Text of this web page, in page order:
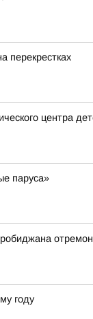
перекрестках
центра
паруса»
году